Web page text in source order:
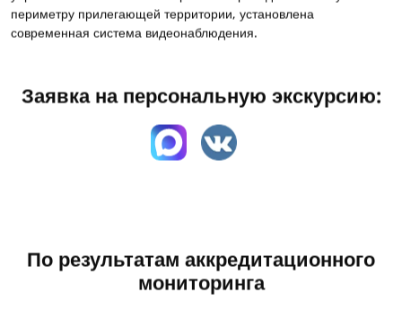
периметру прилегающей территории, установлена
современная система видеонаблюдения.
Заявка на персональную экскурсию:
По результатам аккредитационного
мониторинга